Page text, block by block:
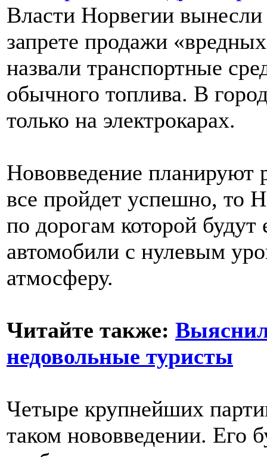
Власти Норвегии
запрете продажи
назвали транспортные
обычного топлива. В
только на электрокарах.
Нововведение планируют
все пройдет успешно, то
по дорогам которой будут
автомобили с нулевым
атмосферу.
Читайте также:
недовольные туристы
Четыре крупнейших
таком нововведении. Его